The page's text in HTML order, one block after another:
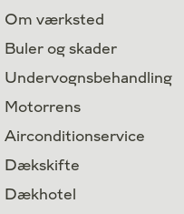
Om værksted
Buler og skader
Undervognsbehandling
Motorrens
Airconditionservice
Dækskifte
Dækhotel